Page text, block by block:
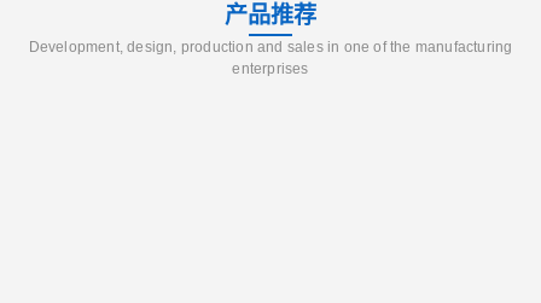
产品推荐
Development, design, production and sales in one of the manufacturing
enterprises